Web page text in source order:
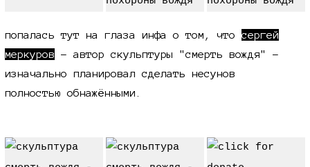
попалась тут на глаза инфа о том, что сергей
меркуров - автор скульптуры "смерть вождя" -
изначально планировал сделать несунов
полностью обнажёнными.